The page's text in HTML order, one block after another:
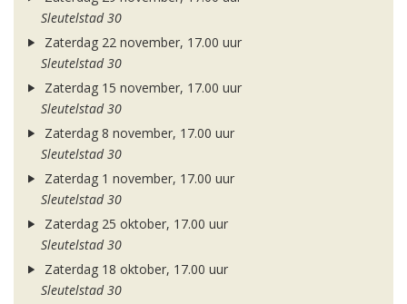
Sleutelstad 30
Zaterdag 22 november, 17.00 uur
Sleutelstad 30
Zaterdag 15 november, 17.00 uur
Sleutelstad 30
Zaterdag 8 november, 17.00 uur
Sleutelstad 30
Zaterdag 1 november, 17.00 uur
Sleutelstad 30
Zaterdag 25 oktober, 17.00 uur
Sleutelstad 30
Zaterdag 18 oktober, 17.00 uur
Sleutelstad 30